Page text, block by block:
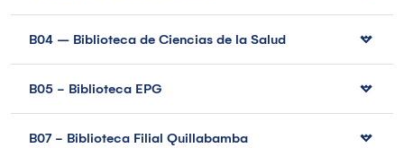
B04 – Biblioteca de Ciencias de la Salud
B05 - Biblioteca EPG
B07 - Biblioteca Filial Quillabamba